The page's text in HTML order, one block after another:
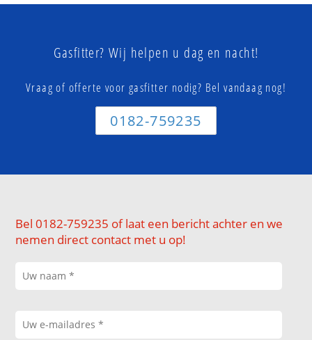
Gasfitter? Wij helpen u dag en nacht!
Vraag of offerte voor gasfitter nodig? Bel vandaag nog!
0182-759235
Bel 0182-759235 of laat een bericht achter en we
nemen direct contact met u op!